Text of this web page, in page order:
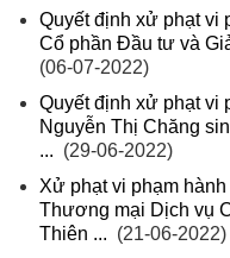
Quyết định xử phạt vi
Cổ phần Đầu tư và
(06-07-2022)
Quyết định xử phạt vi
Nguyễn Thị Chăng
... (29-06-2022)
Xử phạt vi phạm
Thương mại Dịch vụ
Thiên ... (21-06-2022)